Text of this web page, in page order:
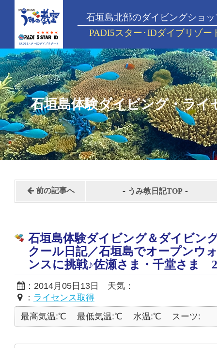
石垣島北部のダイビングショッ
PADI5スター･IDダイブリゾー
石垣島体験ダイビング・ライ
前の記事へ - うみ教日記TOP -
石垣島体験ダイビング＆ダイビン
クール日記／石垣島でオープンウ
ンスに挑戦♪佐瀬さま・千堂さま
：2014月05日13日 天気：
： ライセンス取得
最高気温:℃
最低気温:℃ 水温:℃ スーツ: